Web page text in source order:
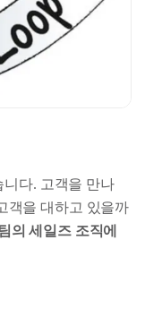
니다. 고객을 만나
객을 대하고 있을까
의 세일즈 조직에